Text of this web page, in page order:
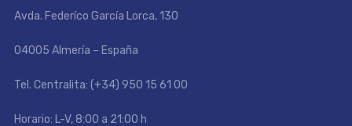
Avda. Federíco García Lorca, 130
04005 Almería – España
Tel. Centralita: (+34) 950 15 61 00
Horario: L-V, 8:00 a 21:00 h